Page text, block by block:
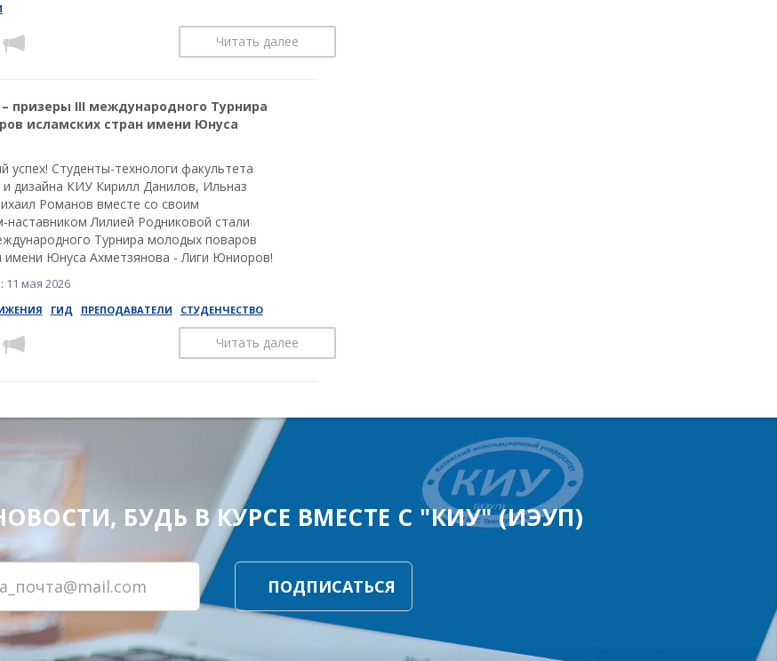
Читать далее
призеры III международного Турнира
исламских стран имени Юнуса
успех! Студенты-технологи факультета
и дизайна КИУ Кирилл Данилов, Ильназ
Романов вместе со своим
наставником Лилией Родниковой стали
Турнира молодых поваров
имени Юнуса Ахметзянова - Лиги Юниоров!
11 мая 2026
ГИД ПРЕПОДАВАТЕЛИ СТУДЕНЧЕСТВО
Читать далее
БУДЬ В КУРСЕ ВМЕСТЕ С "КИУ" (ИЭУП)
ПОДПИСАТЬСЯ